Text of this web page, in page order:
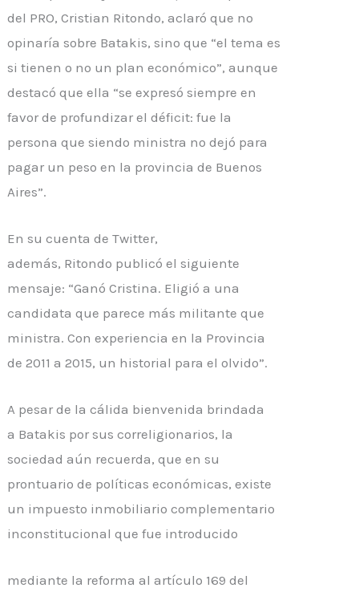
del PRO, Cristian Ritondo, aclaró que no
opinaría sobre Batakis, sino que “el tema es
si tienen o no un plan económico”, aunque
destacó que ella “se expresó siempre en
favor de profundizar el déficit: fue la
persona que siendo ministra no dejó para
pagar un peso en la provincia de Buenos
Aires”.
En su cuenta de Twitter,
además, Ritondo publicó el siguiente
mensaje: “Ganó Cristina. Eligió a una
candidata que parece más militante que
ministra. Con experiencia en la Provincia
de 2011 a 2015, un historial para el olvido”.
A pesar de la cálida bienvenida brindada
a Batakis por sus correligionarios, la
sociedad aún recuerda, que en su
prontuario de políticas económicas, existe
un impuesto inmobiliario complementario
inconstitucional que fue introducido
mediante la reforma al artículo 169 del